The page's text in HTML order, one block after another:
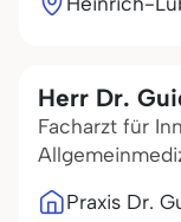
Herr Dr.
Facharzt für
Praxis Dr.